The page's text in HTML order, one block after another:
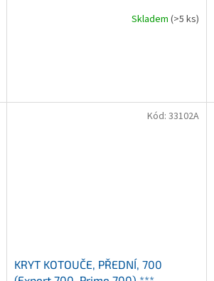
Skladem (>5 ks)
KRYT KOTOUČE, PŘEDNÍ, 700
Kód: 33102A